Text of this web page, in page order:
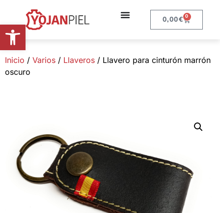
Abrir barra de herramientas 0,00€ 0
Inicio / Varios / Llaveros / Llavero para cinturón marrón
oscuro